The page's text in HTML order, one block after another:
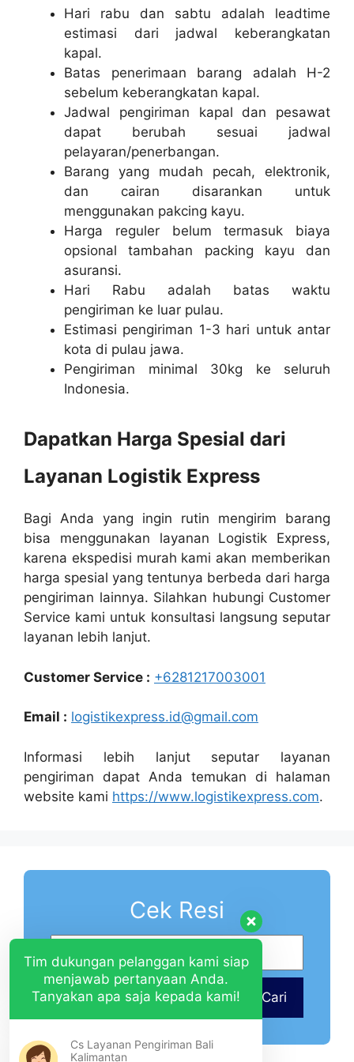
Hari rabu dan sabtu adalah leadtime
estimasi dari jadwal keberangkatan
kapal.
Batas penerimaan barang adalah H-2
sebelum keberangkatan kapal.
Jadwal pengiriman kapal dan pesawat
dapat berubah sesuai jadwal
pelayaran/penerbangan.
Barang yang mudah pecah, elektronik,
dan cairan disarankan untuk
menggunakan pakcing kayu.
Harga reguler belum termasuk biaya
opsional tambahan packing kayu dan
asuransi.
Hari Rabu adalah batas waktu
pengiriman ke luar pulau.
Estimasi pengiriman 1-3 hari untuk antar
kota di pulau jawa.
Pengiriman minimal 30kg ke seluruh
Indonesia.
Dapatkan Harga Spesial dari
Layanan Logistik Express
Bagi Anda yang ingin rutin mengirim barang
bisa menggunakan layanan Logistik Express,
karena ekspedisi murah kami akan memberikan
harga spesial yang tentunya berbeda dari harga
pengiriman lainnya. Silahkan hubungi Customer
Service kami untuk konsultasi langsung seputar
layanan lebih lanjut.
Customer Service : +6281217003001
Email : logistikexpress.id@gmail.com
Informasi lebih lanjut seputar layanan
pengiriman dapat Anda temukan di halaman
website kami https://www.logistikexpress.com.
Cek Resi
Cari
Tim dukungan pelanggan kami siap
menjawab pertanyaan Anda.
Tanyakan apa saja kepada kami!
Cs Layanan Pengiriman Bali
Kalimantan